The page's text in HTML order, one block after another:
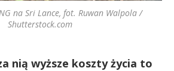
na Sri Lance, fot. Ruwan Walpola /
Shutterstock.com
nią wyższe koszty życia to